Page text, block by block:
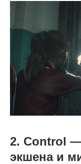
2. Control
экшена и